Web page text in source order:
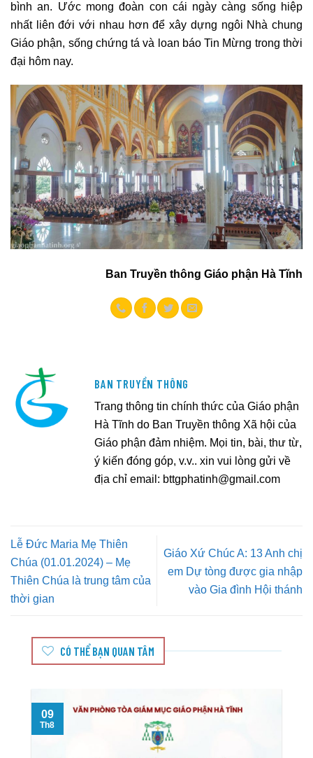
bình an. Ước mong đoàn con cái ngày càng sống hiệp
nhất liên đới với nhau hơn để xây dựng ngôi Nhà chung
Giáo phận, sống chứng tá và loan báo Tin Mừng trong thời
đại hôm nay.
Ban Truyền thông Giáo phận Hà Tĩnh
BAN TRUYỀN THÔNG
Trang thông tin chính thức của Giáo phận
Hà Tĩnh do Ban Truyền thông Xã hội của
Giáo phận đảm nhiệm. Mọi tin, bài, thư từ,
ý kiến đóng góp, v.v.. xin vui lòng gửi về
địa chỉ email: bttgphatinh@gmail.com
Lễ Đức Maria Mẹ Thiên
Chúa (01.01.2024) – Mẹ
Thiên Chúa là trung tâm của
thời gian
Giáo Xứ Chúc A: 13 Anh chị
em Dự tòng được gia nhập
vào Gia đình Hội thánh
CÓ THỂ BẠN QUAN TÂM
09
Th8